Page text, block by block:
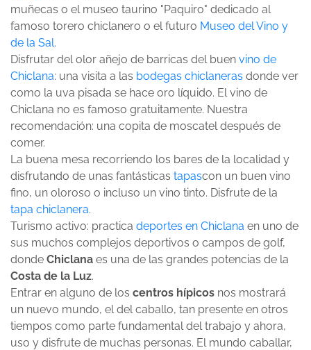
muñecas o el museo taurino "Paquiro" dedicado al
famoso torero chiclanero o el futuro Museo del Vino y
de la Sal.
Disfrutar del olor añejo de barricas del buen vino de
Chiclana: una visita a las bodegas chiclaneras donde ver
como la uva pisada se hace oro líquido. El vino de
Chiclana no es famoso gratuitamente. Nuestra
recomendación: una copita de moscatel después de
comer.
La buena mesa recorriendo los bares de la localidad y
disfrutando de unas fantásticas tapascon un buen vino
fino, un oloroso o incluso un vino tinto. Disfrute de la
tapa chiclanera.
Turismo activo: practica deportes en Chiclana en uno de
sus muchos complejos deportivos o campos de golf,
donde Chiclana es una de las grandes potencias de la
Costa de la Luz.
Entrar en alguno de los centros hípicos nos mostrará
un nuevo mundo, el del caballo, tan presente en otros
tiempos como parte fundamental del trabajo y ahora,
uso y disfrute de muchas personas. El mundo caballar,